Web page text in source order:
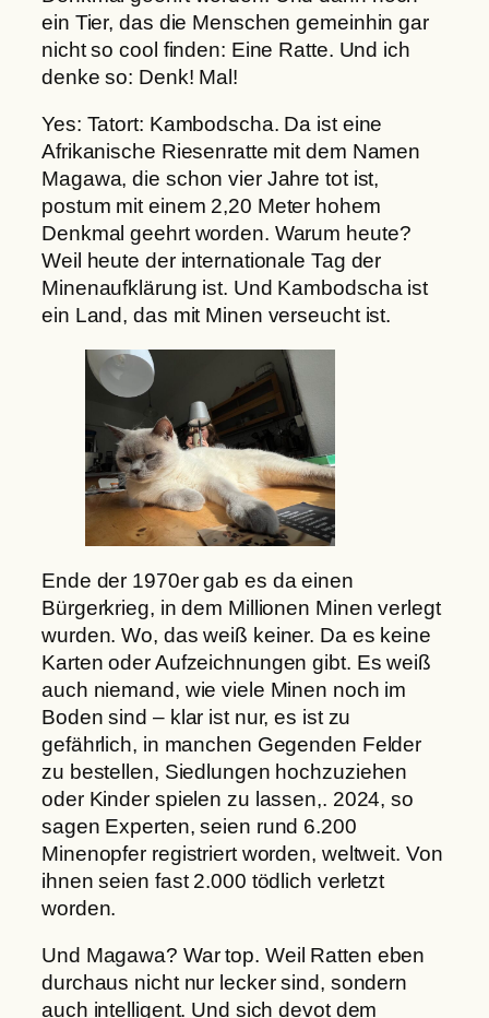
ein Tier, das die Menschen gemeinhin gar
nicht so cool finden: Eine Ratte. Und ich
denke so: Denk! Mal!
Yes: Tatort: Kambodscha. Da ist eine
Afrikanische Riesenratte mit dem Namen
Magawa, die schon vier Jahre tot ist,
postum mit einem 2,20 Meter hohem
Denkmal geehrt worden. Warum heute?
Weil heute der internationale Tag der
Minenaufklärung ist. Und Kambodscha ist
ein Land, das mit Minen verseucht ist.
Ende der 1970er gab es da einen
Bürgerkrieg, in dem Millionen Minen verlegt
wurden. Wo, das weiß keiner. Da es keine
Karten oder Aufzeichnungen gibt. Es weiß
auch niemand, wie viele Minen noch im
Boden sind – klar ist nur, es ist zu
gefährlich, in manchen Gegenden Felder
zu bestellen, Siedlungen hochzuziehen
oder Kinder spielen zu lassen,. 2024, so
sagen Experten, seien rund 6.200
Minenopfer registriert worden, weltweit. Von
ihnen seien fast 2.000 tödlich verletzt
worden.
Und Magawa? War top. Weil Ratten eben
durchaus nicht nur lecker sind, sondern
auch intelligent. Und sich devot dem